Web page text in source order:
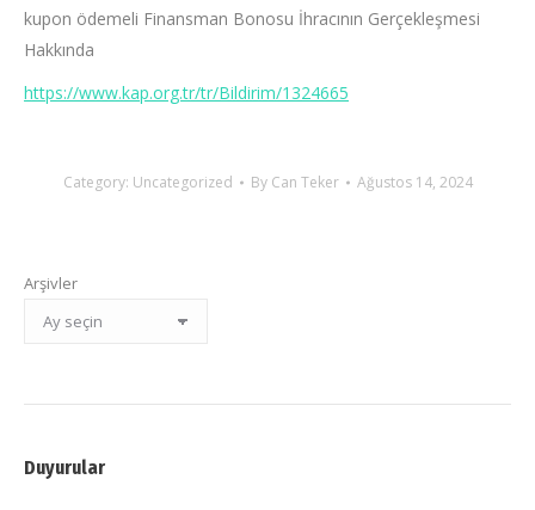
kupon ödemeli Finansman Bonosu İhracının Gerçekleşmesi
Hakkında
https://www.kap.org.tr/tr/Bildirim/1324665
Category: Uncategorized By Can Teker Ağustos 14, 2024
Arşivler
Duyurular